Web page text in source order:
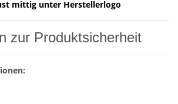
mittig unter Herstellerlogo
zur Produktsicherheit